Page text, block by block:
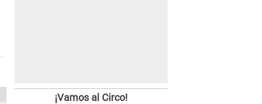
¡Vamos al Circo!